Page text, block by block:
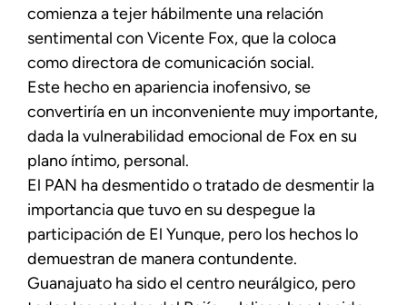
comienza a tejer hábilmente una relación
sentimental con Vicente Fox, que la coloca
como directora de comunicación social.
Este hecho en apariencia inofensivo, se
convertiría en un inconveniente muy importante,
dada la vulnerabilidad emocional de Fox en su
plano íntimo, personal.
El PAN ha desmentido o tratado de desmentir la
importancia que tuvo en su despegue la
participación de El Yunque, pero los hechos lo
demuestran de manera contundente.
Guanajuato ha sido el centro neurálgico, pero